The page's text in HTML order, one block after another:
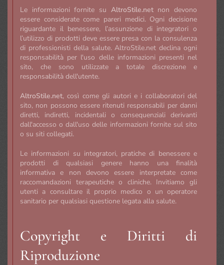
Le informazioni fornite su AltroStile.netnon devono
essere considerate come pareri medici. Ogni decisione
riguardante il benessere, l’assunzione di integratori o
l’utilizzo di prodotti deve essere presa con la consulenza
di professionisti della salute. AltroStile.net declina ogni
responsabilità per l'uso delle informazioni presenti nel
sito, che sono utilizzate a totale discrezione e
responsabilità dell'utente.
AltroStile.net, così come gli autori e i collaboratori del
sito, non possono essere ritenuti responsabili per danni
diretti, indiretti, incidentali o consequenziali derivanti
dall'accesso o dall'uso delle informazioni fornite sul sito
o su siti collegati.
Le informazioni su integratori, pratiche di benessere e
prodotti di qualsiasi genere hanno una finalità
informativa e non devono essere interpretate come
raccomandazioni terapeutiche o cliniche. Invitiamo gli
utenti a consultare il proprio medico o un operatore
sanitario per qualsiasi questione legata alla salute.
Copyright e Diritti di
Riproduzione